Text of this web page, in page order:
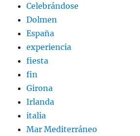
Celebrándose
Dolmen
España
experiencia
fiesta
fin
Girona
Irlanda
italia
Mar Mediterráneo